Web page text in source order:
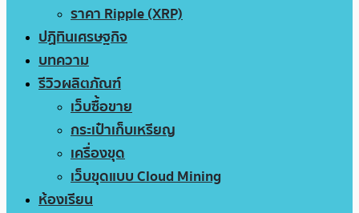
ราคา Ripple (XRP)
ปฏิทินเศรษฐกิจ
บทความ
รีวิวผลิตภัณฑ์
เว็บซื้อขาย
กระเป๋าเก็บเหรียญ
เครื่องขุด
เว็บขุดแบบ Cloud Mining
ห้องเรียน